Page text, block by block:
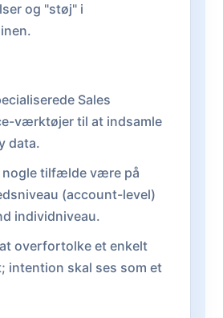
og "støj" i
Sales
værktøjer til at indsamle
data.
nogle tilfælde være på
(account-level)
individniveau.
overfortolke et enkelt
intention skal ses som et